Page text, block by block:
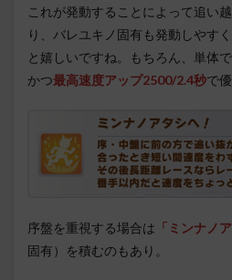
これが発動することによって追い
り、バレユキノ固有も発動しやす
と嬉しいですね。もちろん、単体
かつ最高速度アップ2500/2.4秒で
序盤を重視する場合は 「ミンナノ
固有）を積むのもあり。